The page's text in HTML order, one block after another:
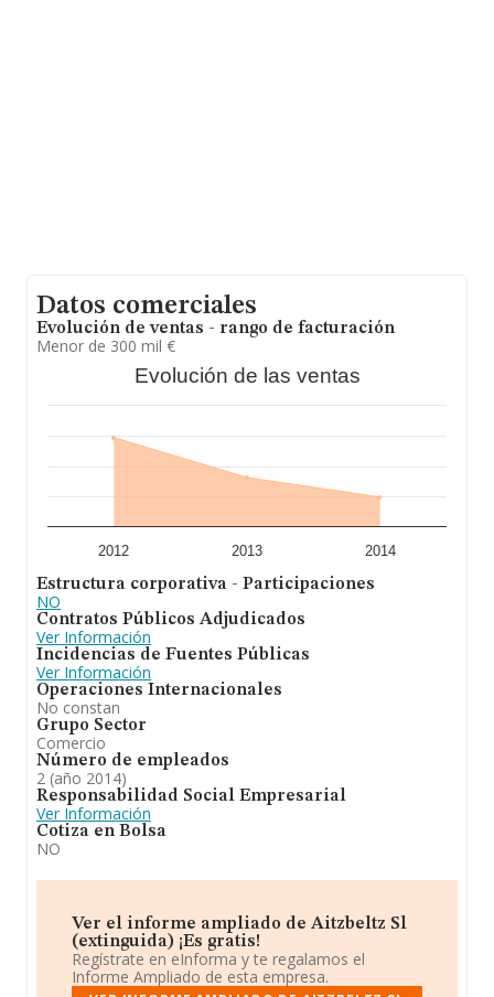
Datos comerciales
Evolución de ventas - rango de facturación
Menor de 300 mil €
Evolución de las ventas
2012 2013 2014
Estructura corporativa - Participaciones
NO
Contratos Públicos Adjudicados
Ver Información
Incidencias de Fuentes Públicas
Ver Información
Operaciones Internacionales
No constan
Grupo Sector
Comercio
Número de empleados
2 (año 2014)
Responsabilidad Social Empresarial
Ver Información
Cotiza en Bolsa
NO
Ver el informe ampliado de Aitzbeltz Sl
(extinguida) ¡Es gratis!
Regístrate en eInforma y te regalamos el
Informe Ampliado de esta empresa.